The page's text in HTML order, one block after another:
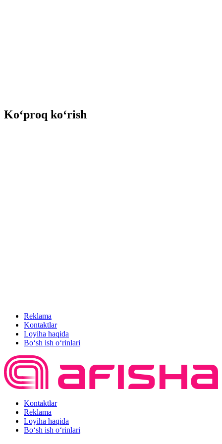
Ko‘proq ko‘rish
Reklama
Kontaktlar
Loyiha haqida
Bo‘sh ish o‘rinlari
Kontaktlar
Reklama
Loyiha haqida
Bo‘sh ish o‘rinlari